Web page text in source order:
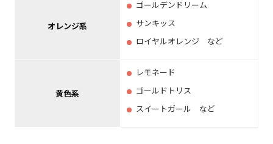
オレンジ系
ゴールデンドリーム
サンキッス
ロイヤルオレンジ など
黄色系
レモネード
ゴールドトリス
スイートガール など